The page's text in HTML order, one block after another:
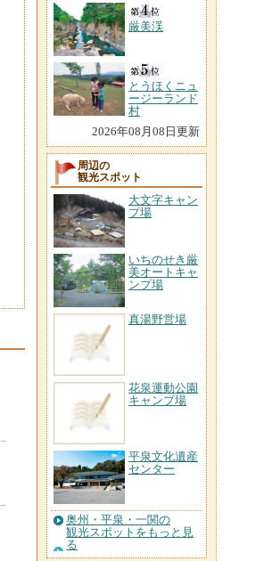
厳美渓
とうほくニュ
ージーランド
村
2026年08月08日更新
周辺の
観光スポット
大文字キャン
プ場
いちのせき厳
美オートキャ
ンプ場
真湯野営場
花泉運動公園
キャンプ場
平泉文化遺産
センター
奥州・平泉・一関の
観光スポットをもっと見
る